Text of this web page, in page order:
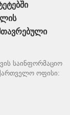
საინფორმაციო
ოფისი: